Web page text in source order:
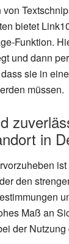
von
bietet
Funktion.
und dann
sie in
müssen.
in
den
Maß an
der Nutzung